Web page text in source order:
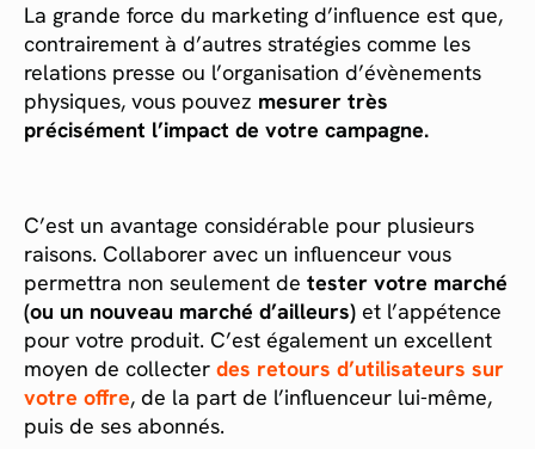
La grande force du marketing d’influence est que,
contrairement à d’autres stratégies comme les
relations presse ou l’organisation d’évènements
physiques, vous pouvez mesurer très
précisément l’impact de votre campagne.
C’est un avantage considérable pour plusieurs
raisons. Collaborer avec un influenceur vous
permettra non seulement de tester votre marché
(ou un nouveau marché d’ailleurs) et l’appétence
pour votre produit. C’est également un excellent
moyen de collecter des retours d’utilisateurs sur
votre offre, de la part de l’influenceur lui-même,
puis de ses abonnés.